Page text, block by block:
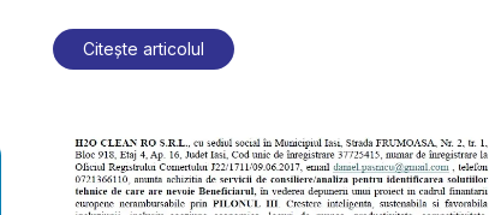
Citește articolul